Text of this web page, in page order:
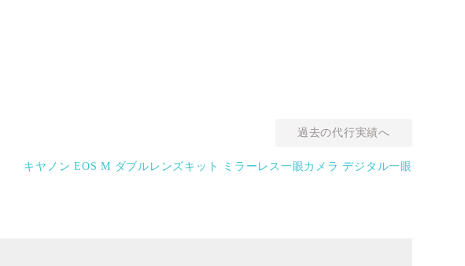
過去の代行実績へ
キヤノン EOS M ダブルレンズキット ミラーレス一眼カメラ デジタル一眼